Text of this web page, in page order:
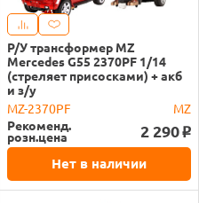
Р/У трансформер MZ
Mercedes G55 2370PF 1/14
(стреляет присосками) + акб
и з/у
MZ-2370PF
MZ
Рекоменд.
розн.цена 2 290 o
Нет в наличии